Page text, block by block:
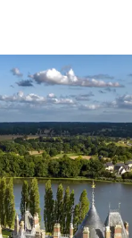
favoris